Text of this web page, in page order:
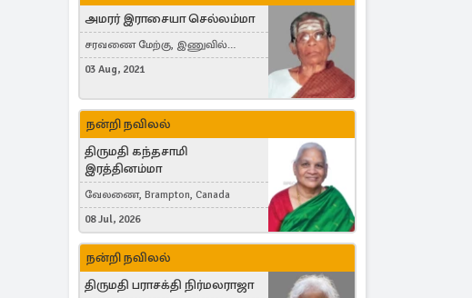
அமரர் இராசையா செல்லம்மா
சரவணை மேற்கு, இணுவில்
கிழக்கு
03 Aug, 2021
நன்றி நவிலல்
திருமதி கந்தசாமி
இரத்தினம்மா
வேலணை, Brampton, Canada
08 Jul, 2026
நன்றி நவிலல்
திருமதி பராசக்தி நிர்மலராஜா